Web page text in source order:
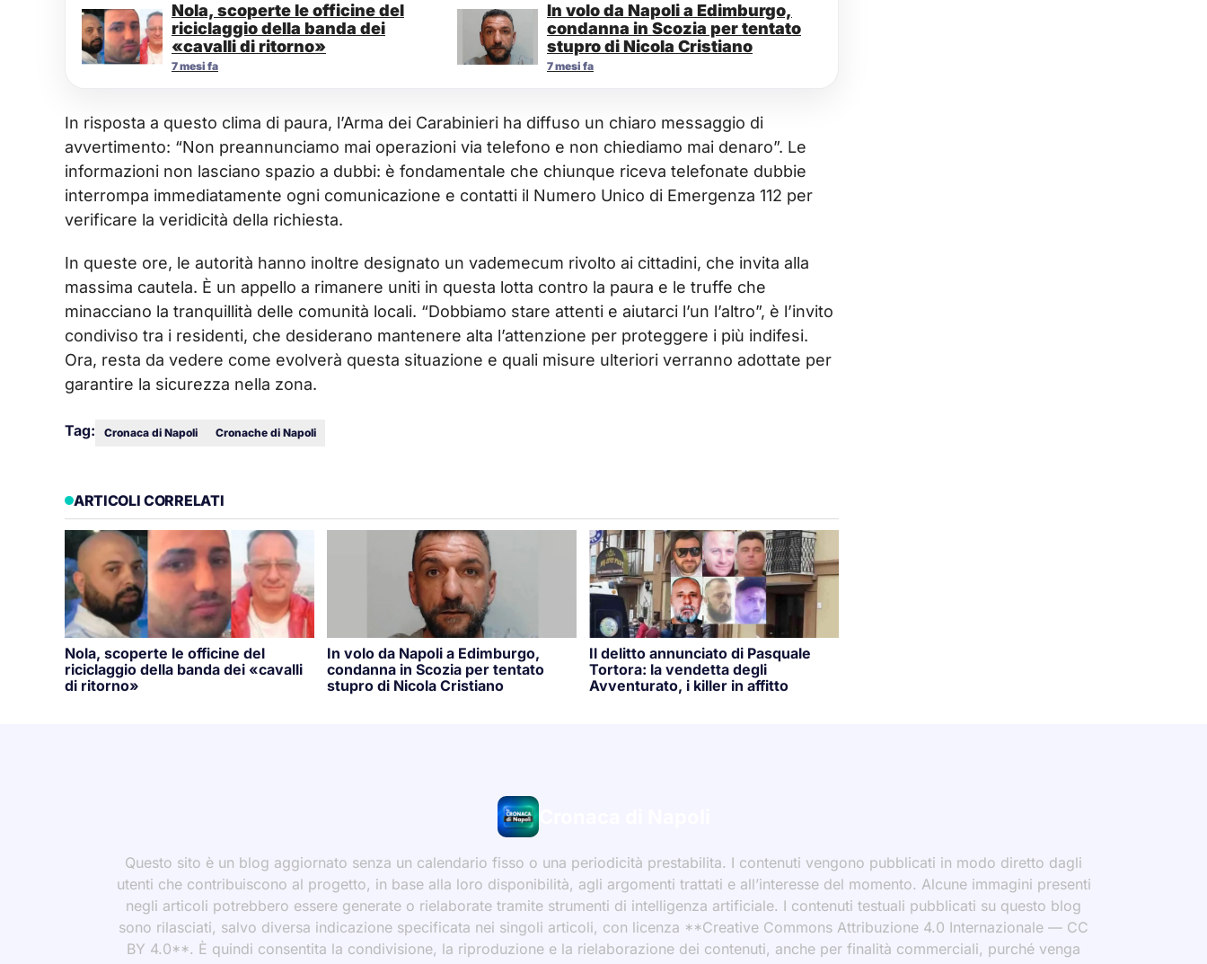
Nola, scoperte le officine del
riciclaggio della banda dei
«cavalli di ritorno»
7 mesi fa
In volo da Napoli a Edimburgo,
condanna in Scozia per tentato
stupro di Nicola Cristiano
7 mesi fa
In risposta a questo clima di paura, l’Arma dei Carabinieri ha diffuso un chiaro messaggio di
avvertimento: “Non preannunciamo mai operazioni via telefono e non chiediamo mai denaro”. Le
informazioni non lasciano spazio a dubbi: è fondamentale che chiunque riceva telefonate dubbie
interrompa immediatamente ogni comunicazione e contatti il Numero Unico di Emergenza 112 per
verificare la veridicità della richiesta.
In queste ore, le autorità hanno inoltre designato un vademecum rivolto ai cittadini, che invita alla
massima cautela. È un appello a rimanere uniti in questa lotta contro la paura e le truffe che
minacciano la tranquillità delle comunità locali. “Dobbiamo stare attenti e aiutarci l’un l’altro”, è l’invito
condiviso tra i residenti, che desiderano mantenere alta l’attenzione per proteggere i più indifesi.
Ora, resta da vedere come evolverà questa situazione e quali misure ulteriori verranno adottate per
garantire la sicurezza nella zona.
Tag: Cronaca di Napoli Cronache di Napoli
ARTICOLI CORRELATI
Nola, scoperte le officine del
riciclaggio della banda dei «cavalli
di ritorno»
In volo da Napoli a Edimburgo,
condanna in Scozia per tentato
stupro di Nicola Cristiano
Il delitto annunciato di Pasquale
Tortora: la vendetta degli
Avventurato, i killer in affitto
Cronaca di Napoli
Questo sito è un blog aggiornato senza un calendario fisso o una periodicità prestabilita. I contenuti vengono pubblicati in modo diretto dagli
utenti che contribuiscono al progetto, in base alla loro disponibilità, agli argomenti trattati e all’interesse del momento. Alcune immagini presenti
negli articoli potrebbero essere generate o rielaborate tramite strumenti di intelligenza artificiale. I contenuti testuali pubblicati su questo blog
sono rilasciati, salvo diversa indicazione specificata nei singoli articoli, con licenza **Creative Commons Attribuzione 4.0 Internazionale — CC
BY 4.0**. È quindi consentita la condivisione, la riproduzione e la rielaborazione dei contenuti, anche per finalità commerciali, purché venga